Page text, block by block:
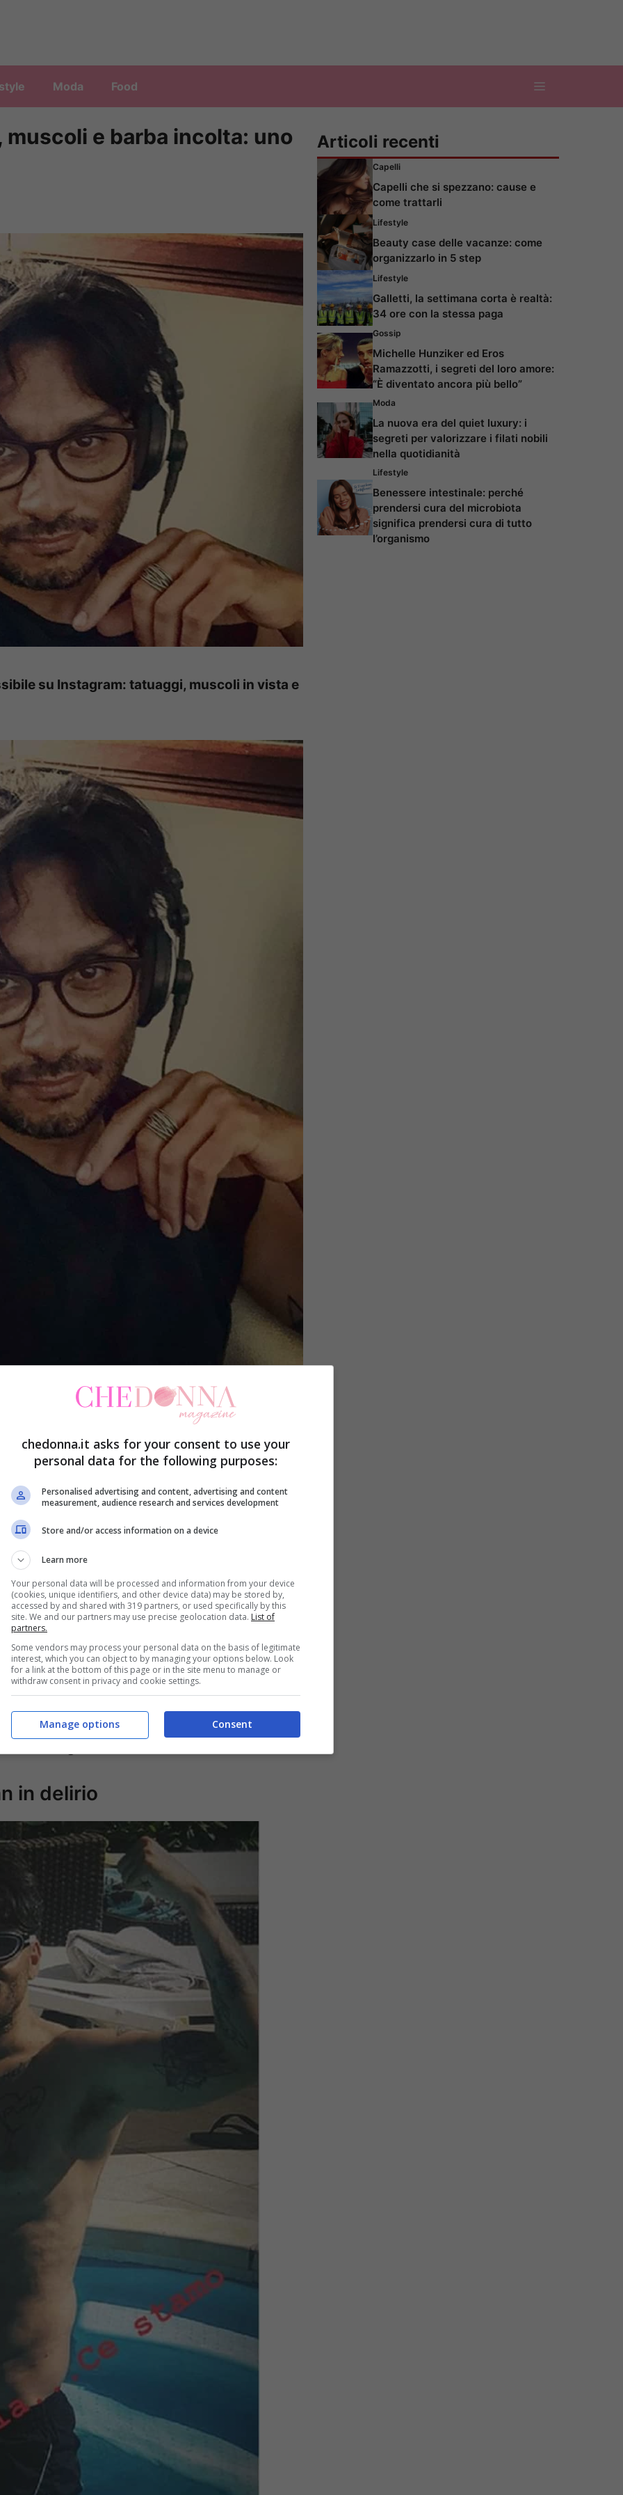
Moda Food
muscoli e barba incolta: uno
su Instagram: tatuaggi, muscoli in vista e
mentre ascolta le sue ultime fatiche musicali
barba incolata, muscoli e tatuaggi in mostra
Fabrizio Moro uno degli artisti più affascinanti
l’amico Ermal Meta.
“Mobrici, vacci piano che qui siamo deboli di
dei messaggi scritti dalle fane sotto
ha condiviso alcuni versi di “Canzone
intitolato semplicemente “Fabrizio Moro” e
Meta gli scrive su Twitter: fan in delirio
in delirio
Articoli recenti
Capelli
Capelli che si spezzano: cause e
come trattarli
Lifestyle
Beauty case delle vacanze: come
organizzarlo in 5 step
Lifestyle
Galletti, la settimana corta è realtà:
34 ore con la stessa paga
Gossip
Michelle Hunziker ed Eros
Ramazzotti, i segreti del loro amore:
“È diventato ancora più bello”
Moda
La nuova era del quiet luxury: i
segreti per valorizzare i filati nobili
nella quotidianità
Lifestyle
Benessere intestinale: perché
prendersi cura del microbiota
significa prendersi cura di tutto
l’organismo
chedonna.it asks for your consent to use your
personal data for the following purposes:
Personalised advertising and content, advertising and content
measurement, audience research and services development
Store and/or access information on a device
Learn more
Your personal data will be processed and information from your device
(cookies, unique identifiers, and other device data) may be stored by,
accessed by and shared with 319 partners, or used specifically by this
site. We and our partners may use precise geolocation data. List of
partners.
Some vendors may process your personal data on the basis of legitimate
interest, which you can object to by managing your options below. Look
for a link at the bottom of this page or in the site menu to manage or
withdraw consent in privacy and cookie settings.
Consent
Manage options